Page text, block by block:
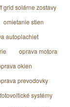
grid solárne zostavy
omietanie stien
autoplachiet
oprava motora
okien
prevodovky
systémy